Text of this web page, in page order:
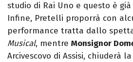
studio di Rai Uno e questo è
Infine, Pretelli proporrà con
performance tratta dallo
Musical, mentre Monsignor
Arcivescovo di Assisi, chiuderà